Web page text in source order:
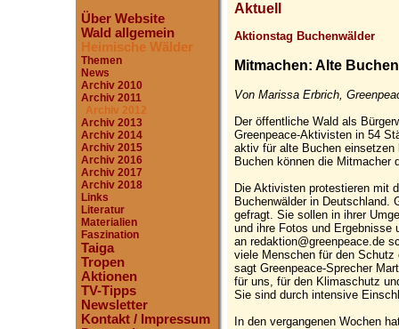
Über Website
Wald allgemein
Heimische Wälder
Themen
News
Archiv 2010
Archiv 2011
Archiv 2012
Archiv 2013
Archiv 2014
Archiv 2015
Archiv 2016
Archiv 2017
Archiv 2018
Links
Literatur
Materialien
Faszination
Taiga
Tropen
Aktionen
TV-Tipps
Newsletter
Kontakt / Impressum
Aktuell
Aktionstag Buchenwälder
Mitmachen: Alte
Von Marissa Erbrich,
Der öffentliche Wald als
Greenpeace-Aktivisten in 54
aktiv für alte Buchen
Buchen können die Mitmacher
Die Aktivisten protestieren mit
Buchenwälder in Deutschland.
gefragt. Sie sollen in ihrer
und ihre Fotos und Ergebnisse
an redaktion@greenpeace.de
viele Menschen für den Schutz
sagt Greenpeace-Sprecher
für uns, für den Klimaschutz
Sie sind durch intensive
In den vergangenen Wochen